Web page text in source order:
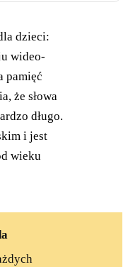
dzieci:
wideo-
pamięć
że słowa
długo.
i jest
wieku